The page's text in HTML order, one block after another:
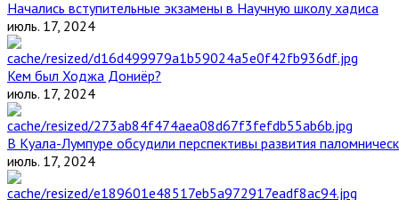
Начались вступительные экзамены в Научную школу хадиса
июль. 17, 2024
Кем был Ходжа Дониёр?
июль. 17, 2024
В Куала-Лумпуре обсудили перспективы развития
июль. 17, 2024